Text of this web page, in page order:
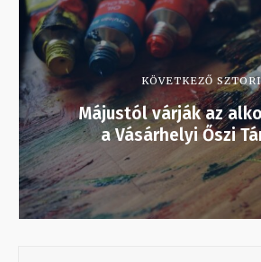
KÖVETKEZŐ SZTORI
Májustól várják az
a Vásárhelyi Őszi